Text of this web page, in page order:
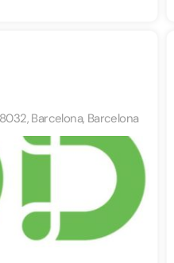
Barcelona, Barcelona